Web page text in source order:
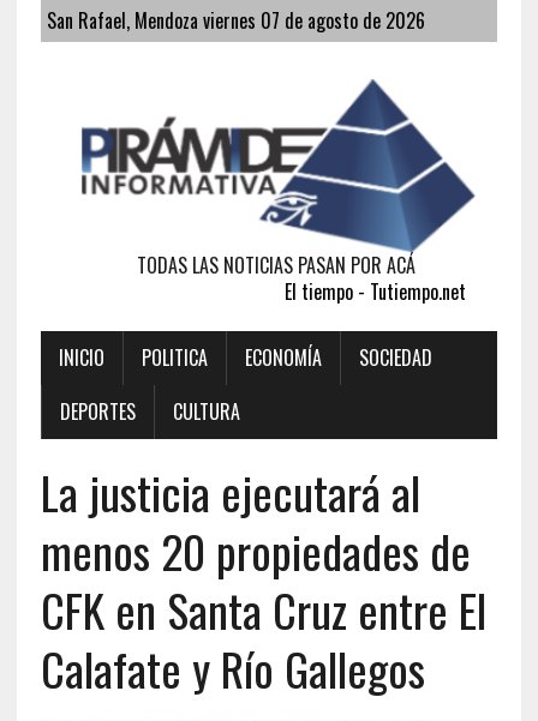
San Rafael, Mendoza viernes 07 de agosto de 2026
TODAS LAS NOTICIAS PASAN POR ACÁ
El tiempo - Tutiempo.net
INICIO POLITICA ECONOMÍA
SOCIEDAD
DEPORTES
CULTURA
La justicia ejecutará al
menos 20 propiedades de
CFK en Santa Cruz entre El
Calafate y Río Gallegos